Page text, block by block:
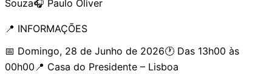
Souza🎧 Paulo Oliver
📍 INFORMAÇÕES
📅 Domingo, 28 de Junho de 2026🕐 Das 13h00 às
00h00📍 Casa do Presidente – Lisboa